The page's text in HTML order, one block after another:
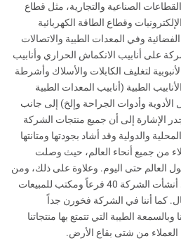
الصناعية والتجارية، مثل قطاع
وقطاع الطاقة الكهربائية
وفي المعدات الطبية والاتصالات
على أنابيب الانكماش الحراري وأنابيب
لتغليف الكابلات والأسلاك وأشرطة
الطبية (أنابيب المعدات الطبية
الأدوية وأدوات الجراحة وإلخ) إلى جانب
الإشارة إلى أن جميع منتجات الشركة
والدولية وقد أشاد بجودتها ومتانتها
من جميع أنحاء العالم، حيث وصلت
أكثر من 70 دولة حول العالم حتى اليوم. وعلاوة على ذلك، ومن
أجل تقديم أفضل الخدمات، فقد أنشأت الشركة 40 فرعاً ومكتب للمبيعات
كما أننا في الشركة فخورن جداً
الطيبة التي تتمتع بها منتجاتنا
العملاء من شتى بقاع الأرض.